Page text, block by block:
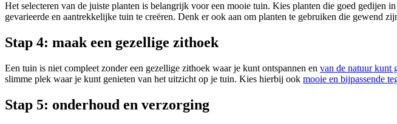
Het selecteren van de juiste planten is belangrijk voor een mooie tuin. Kies planten die goed
gevarieerde en aantrekkelijke tuin te creëren. Denk er ook aan om planten te gebruiken die gewend
Stap 4: maak een gezellige zithoek
Een tuin is niet compleet zonder een gezellige zithoek waar je kunt ontspannen en van de natuur kunt
slimme plek waar je kunt genieten van het uitzicht op je tuin. Kies hierbij ook mooie en bijpassende
Stap 5: onderhoud en verzorging